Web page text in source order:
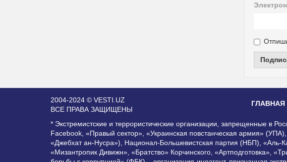
2004-2024 © VESTI.UZ
ВСЕ ПРАВА ЗАЩИЩЕНЫ
ГЛАВНАЯ
* Экстремистские и террористические организации, запрещенные в
Facebook, «Правый сектор», «Украинская повстанческая армия»
«Джебхат ан-Нусра»), Национал-Большевистская партия (НБП),
«Мизантропик Дивижн», «Братство» Корчинского, «Артподготовка»,